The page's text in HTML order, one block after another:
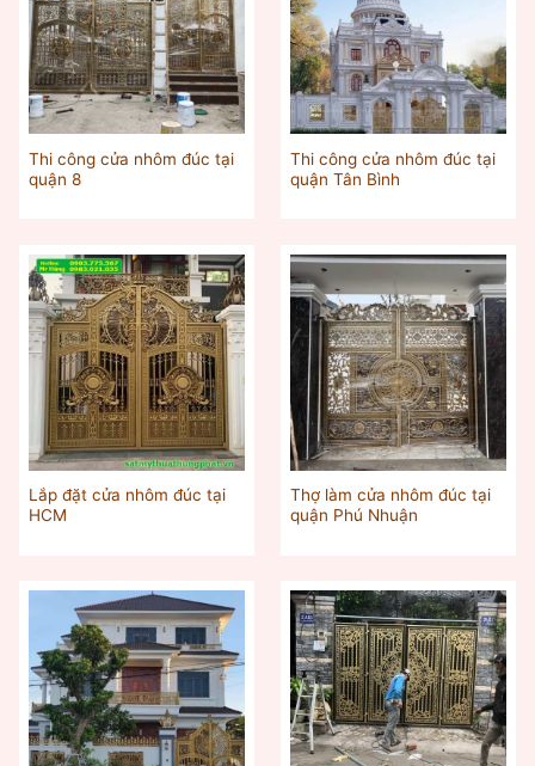
Thi công cửa nhôm đúc tại
quận 8
Thi công cửa nhôm đúc tại
quận Tân Bình
Lắp đặt cửa nhôm đúc tại
HCM
Thợ làm cửa nhôm đúc tại
quận Phú Nhuận